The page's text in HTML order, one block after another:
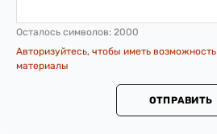
Осталось символов: 2000
Авторизуйтесь, чтобы иметь
материалы
ОТПРАВИТЬ